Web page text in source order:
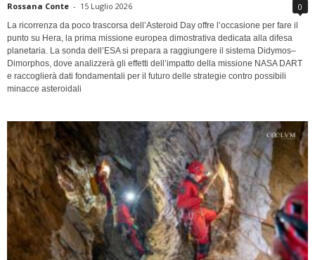
Rossana Conte - 15 Luglio 2026 0
La ricorrenza da poco trascorsa dell’Asteroid Day offre l’occasione per fare il
punto su Hera, la prima missione europea dimostrativa dedicata alla difesa
planetaria. La sonda dell’ESA si prepara a raggiungere il sistema Didymos–
Dimorphos, dove analizzerà gli effetti dell’impatto della missione NASA DART
e raccoglierà dati fondamentali per il futuro delle strategie contro possibili
minacce asteroidali